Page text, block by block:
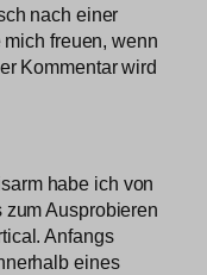
nach einer
freuen, wenn
Kommentar wird
habe ich von
Ausprobieren
Anfangs
eines